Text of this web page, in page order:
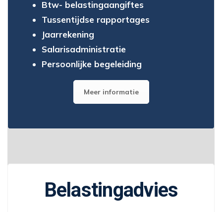
Btw- belastingaangiftes
Tussentijdse rapportages
Jaarrekening
Salarisadministratie
Persoonlijke begeleiding
Meer informatie
Belastingadvies